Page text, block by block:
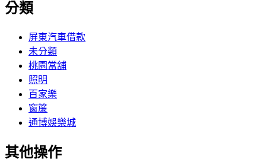
分類
屏東汽車借款
未分類
桃園當舖
照明
百家樂
窗簾
通博娛樂城
其他操作